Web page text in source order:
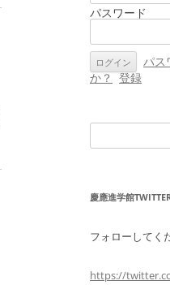
パスワード
パス
か？ 登録
索:
慶應進学館
フォローしてく
https://